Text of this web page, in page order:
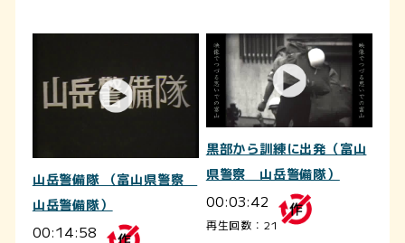
山岳警備隊 （富山県警察
山岳警備隊）
00:14:58
黒部から訓練に出発（富山
県警察 山岳警備隊）
00:03:42
再生回数：21